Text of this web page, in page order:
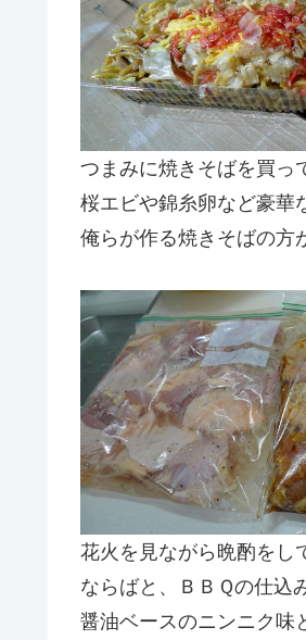
つまみに焼きそばを買っ
桜エビや錦糸卵など豪華
俺らが作る焼きそばの方
花火を見ながら晩酌をし
ならばと、ＢＢＱの仕込
醤油ベースのニンニク味